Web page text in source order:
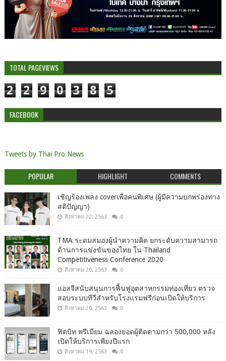
TOTAL PAGEVIEWS
2 2 9 0 3 8 5
FACEBOOK
Tweets by Thai Pro News
POPULAR HIGHLIGHT COMMENTS
เชิญร้องเพลง coverเพื่อคนพิเศษ (ผู้มีความบกพร่องทาง
สติปัญญา)
สิงหาคม 22, 2563 0
TMA ระดมสมองผู้นำความคิด ยกระดับความสามารถ
ด้านการแข่งขันของไทย ใน Thailand
Competitiveness Conference 2020
สิงหาคม 20, 2563 0
แอลจีสนับสนุนการฟื้นฟูอุตสาหกรรมท่องเที่ยว ตรวจ
สอบระบบทีวีสำหรับโรงแรมฟรีก่อนเปิดให้บริการ
สิงหาคม 20, 2563 0
ฟิตบิท พรีเมียม ฉลองยอดผู้ติดตามกว่า 500,000 หลัง
เปิดให้บริการเพียงปีแรก
สิงหาคม 19, 2563 0